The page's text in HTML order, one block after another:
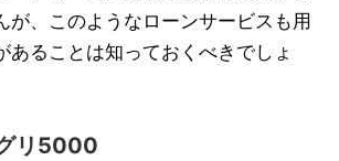
が、このようなローンサービスも用
あることは知っておくべきでしょ
リ5000